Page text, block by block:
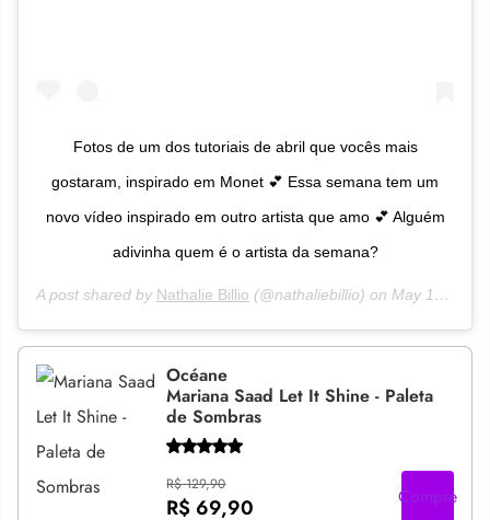
Fotos de um dos tutoriais de abril que vocês mais
gostaram, inspirado em Monet 💕 Essa semana tem um
novo vídeo inspirado em outro artista que amo 💕 Alguém
adivinha quem é o artista da semana?
A post shared by Nathalie Billio (@nathaliebillio) on May 10, 2020 at 6:00am PDT
Océane
Mariana Saad Let It Shine - Paleta
de Sombras
R$ 129,90
R$ 69,90 Compre